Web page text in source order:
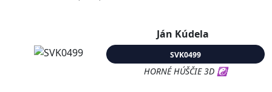
Ján Kúdela
SVK0499
HORNÉ HÚŠČIE 3D ☯